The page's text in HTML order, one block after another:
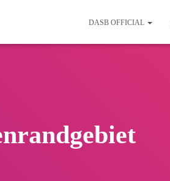
DASB OFFICIAL